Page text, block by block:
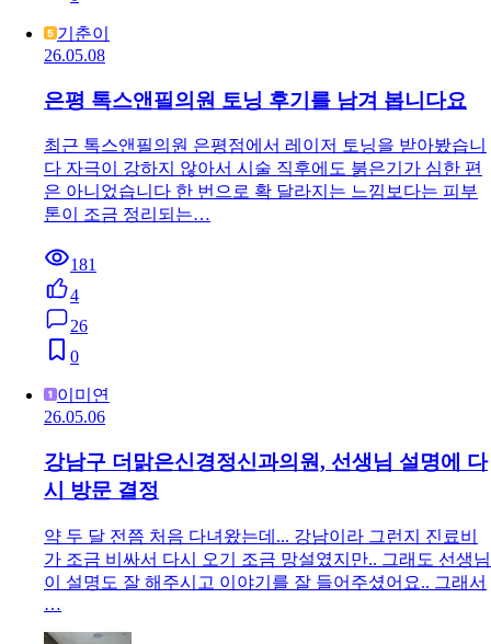
기춘이
26.05.08
은평 톡스앤필의원 토닝 후기를 남겨 봅니다요
최근 톡스앤필의원 은평점에서 레이저 토닝을 받아봤습니
다 자극이 강하지 않아서 시술 직후에도 붉은기가 심한 편
은 아니었습니다 한 번으로 확 달라지는 느낌보다는 피부
톤이 조금 정리되는…
181
4
26
0
이미연
26.05.06
강남구 더맑은신경정신과의원, 선생님 설명에 다
시 방문 결정
약 두 달 전쯤 처음 다녀왔는데... 강남이라 그런지 진료비
가 조금 비싸서 다시 오기 조금 망설였지만.. 그래도 선생님
이 설명도 잘 해주시고 이야기를 잘 들어주셨어요.. 그래서
…